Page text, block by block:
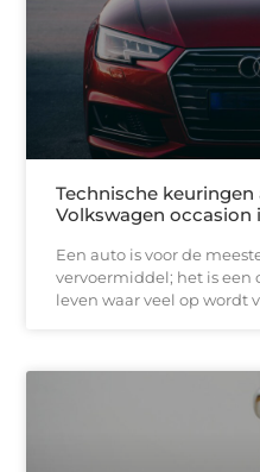
Technische keuringen
Volkswagen
Een auto is voor de
vervoermiddel; het is
leven waar veel op wordt